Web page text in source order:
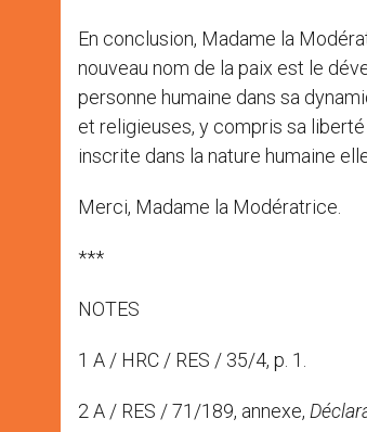
En conclusion, Madame la
nouveau nom de la paix est le
personne humaine dans sa
et religieuses, y compris sa
inscrite dans la nature humaine
Merci, Madame la Modératrice.
***
NOTES
1 A / HRC / RES / 35/4, p. 1.
2 A / RES / 71/189, annexe,